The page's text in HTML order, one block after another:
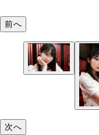
『ヤンジ
ん。どこか
イベント当
「やっぱ
前へ
次へ